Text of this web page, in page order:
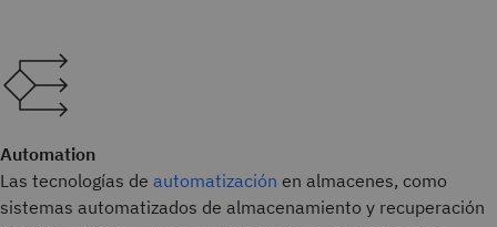
Automation
Las tecnologías de automatización en almacenes, como
sistemas automatizados de almacenamiento y recuperación